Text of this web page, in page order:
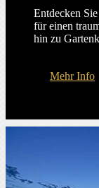
Entdecken
für einen
hin zu
Mehr Info